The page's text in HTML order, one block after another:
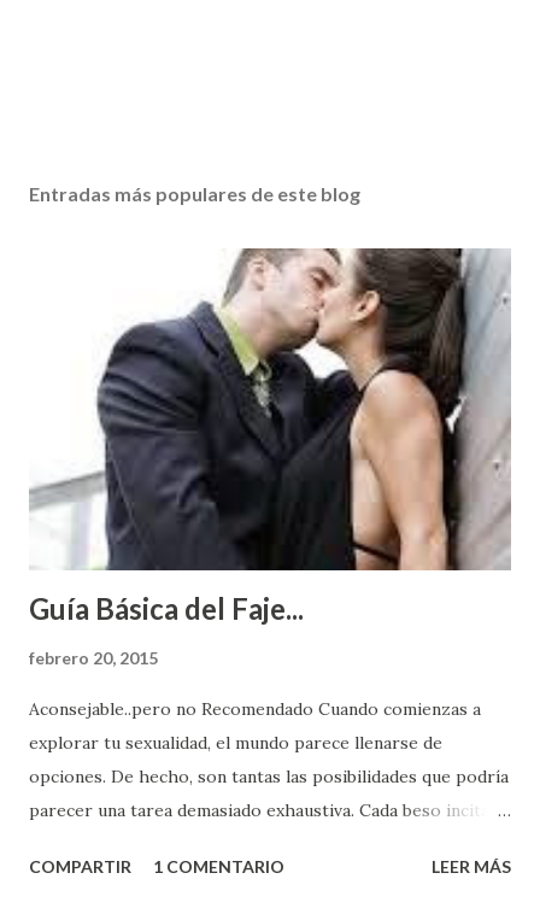
Entradas más populares de este blog
Guía Básica del Faje...
febrero 20, 2015
Aconsejable..pero no Recomendado Cuando comienzas a
explorar tu sexualidad, el mundo parece llenarse de
opciones. De hecho, son tantas las posibilidades que podría
parecer una tarea demasiado exhaustiva. Cada beso incita
partes de ti que jamás hubieras imaginado. El problema es
COMPARTIR 1 COMENTARIO LEER MÁS